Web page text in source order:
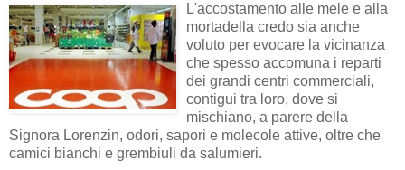
L'accostamento alle mele e alla
mortadella credo sia anche
voluto per evocare la vicinanza
che spesso accomuna i reparti
dei grandi centri commerciali,
contigui tra loro, dove si
mischiano, a parere della
Signora Lorenzin, odori, sapori e molecole attive, oltre che
camici bianchi e grembiuli da salumieri.